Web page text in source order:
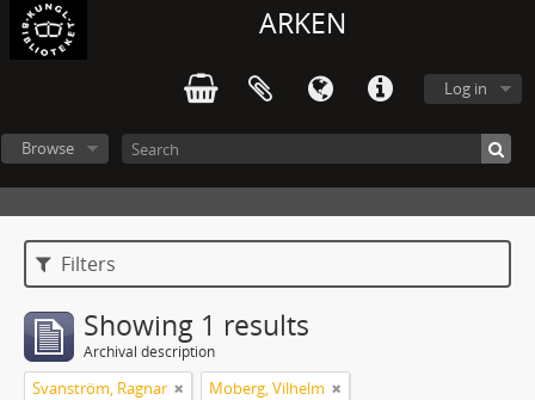
ARKEN
Log in
Browse
Filters
Showing 1 results
Archival description
Svanström, Ragnar Moberg, Vilhelm